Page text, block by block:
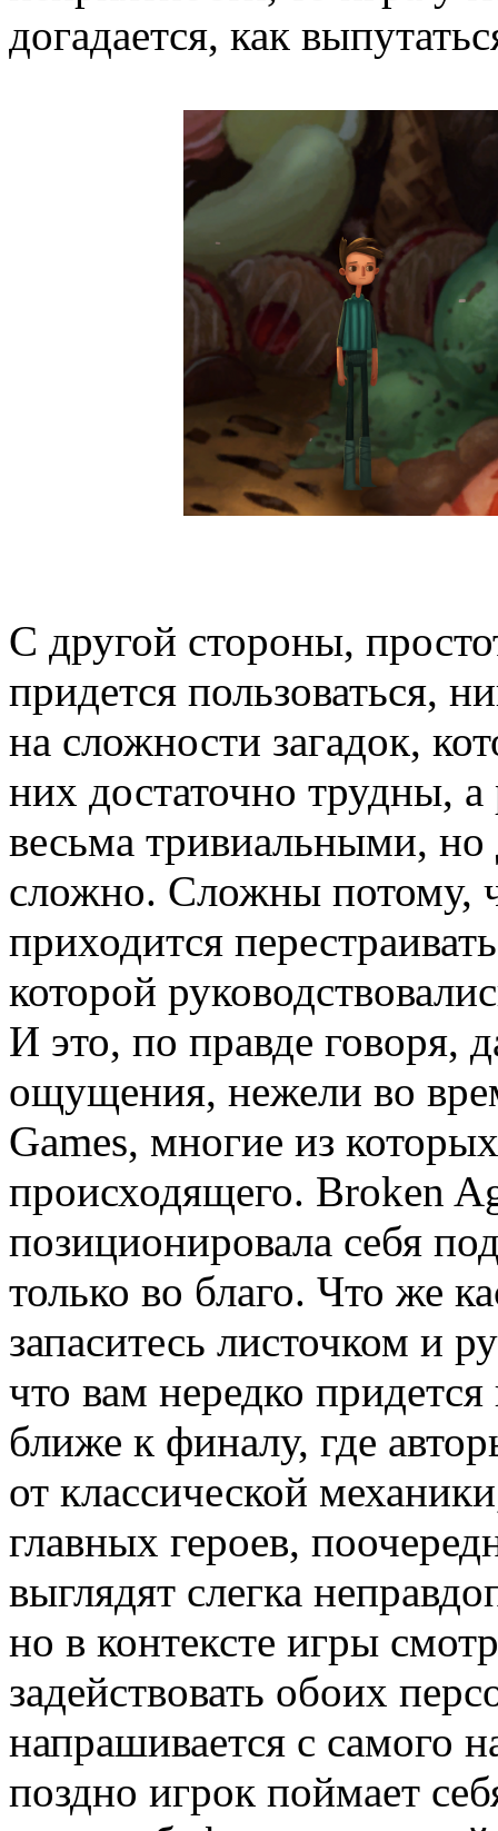
догадается, как
С другой стороны,
придется пользоваться,
на сложности загадок,
них достаточно трудны,
весьма тривиальными,
сложно. Сложны потому,
приходится
которой
И это, по правде говоря,
ощущения, нежели во
Games, многие из
происходящего. Broken
позиционировала себя
только во благо. Что же
запаситесь листочком и
что вам нередко
ближе к финалу, где
от классической
главных героев,
выглядят слегка
но в контексте игры
задействовать обоих
напрашивается с самого
поздно игрок поймает